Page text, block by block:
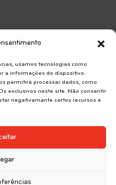
usamos tecnologias como
a informações do dispositivo.
permitirá processar dados, como
exclusivos neste site. Não consentir
negativamante certos recursos e